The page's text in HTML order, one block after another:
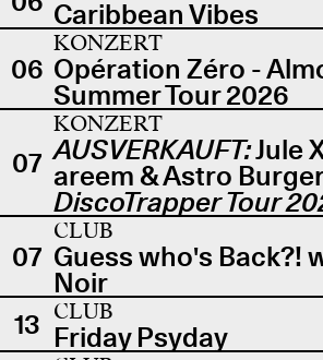
Caribbean Vibes
06
KONZERT
Opération Zéro -
Summer Tour 2026
07
KONZERT
AUSVERKAUFT:Jule
areem & Astro
DiscoTrapper Tour
07
CLUB
Guess who's Back?!
Noir
13 CLUB
Friday Psyday